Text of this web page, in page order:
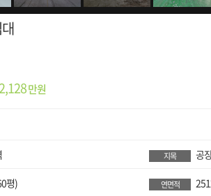
만원
지목
공
평) 연면적